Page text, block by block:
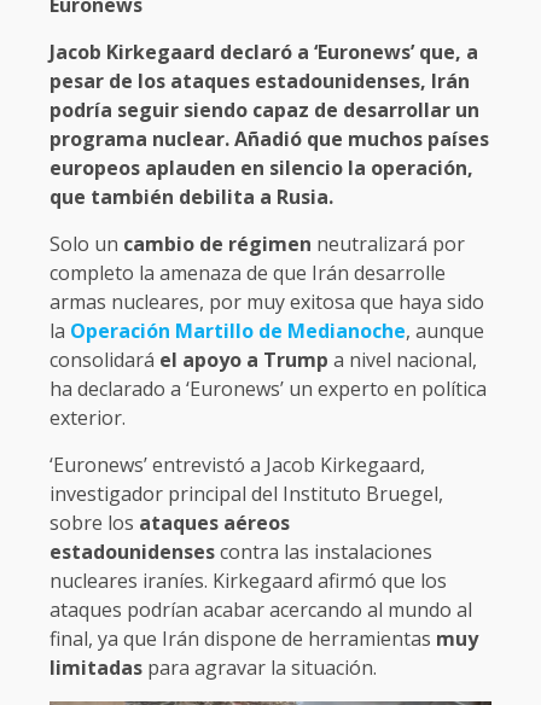
Jacob Kirkegaard declaró a ‘Euronews’ que, a
pesar de los ataques estadounidenses, Irán
podría seguir siendo capaz de desarrollar un
programa nuclear. Añadió que muchos países
europeos aplauden en silencio la operación,
que también debilita a Rusia.
Solo un cambio de régimen neutralizará por
completo la amenaza de que Irán desarrolle
armas nucleares, por muy exitosa que haya sido
la Operación Martillo de Medianoche, aunque
consolidará el apoyo a Trump a nivel nacional,
ha declarado a ‘Euronews’ un experto en política
exterior.
‘Euronews’ entrevistó a Jacob Kirkegaard,
investigador principal del Instituto Bruegel,
sobre los ataques aéreos
estadounidensescontra las instalaciones
nucleares iraníes. Kirkegaard afirmó que los
ataques podrían acabar acercando al mundo al
final, ya que Irán dispone de herramientas muy
limitadas para agravar la situación.